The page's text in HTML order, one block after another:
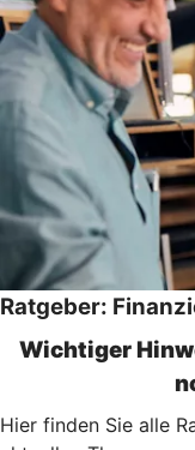
Ratgeber:
Wichtiger
Hier finden Sie alle